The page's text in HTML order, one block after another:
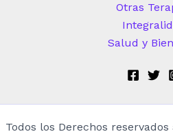
Otras
Salud y
Todos los Derechos